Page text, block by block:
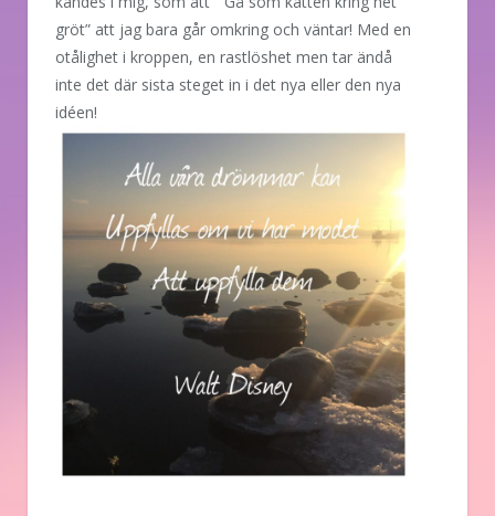
gröt” att jag bara går omkring och väntar! Med en
otålighet i kroppen, en rastlöshet men tar ändå
inte det där sista steget in i det nya eller den nya
idéen!